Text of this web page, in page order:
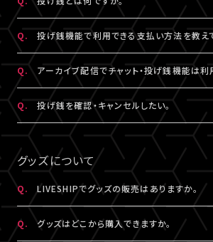
iOS：なし
Android：Chrome
なお、ユーザーがニックネームを変更した場
チャットのニックネームは変更されず、変更
示されます。
※ニックネームの登録・編集は配信視聴ペ
けます。
※コミュニティ機能が設定されている配信で
とチャット機能のニックネーム設定は連動さ
※公演によってはX連携をご利用いただけな
欄上部「×」印）を押下すると、チャット非表示
画面表示にした場合も、チャットは非表示に
A.
配信中にチップを送ることができる機能です
投げ銭機能をご利用の場合は、「マイページ
います「決済情報」にてクレジットカード決
くか、
配信中に配信視聴ページよりクレジットカ
をお願いいたします。
※公演によっては、投げ銭機能をご利用い
ます。
Q. 投げ銭機能で利用できる支払い方法を教え
クレジットカード決済をご利用いただけます。
投げ銭機能をご利用の場合は、「マイページ
います「決済情報」にてクレジットカード決
くか、
配信中に配信視聴ページよりクレジットカ
をお願いいたします。
なお、決済方法については今後追加される可
Q. アーカイブ配信でチャット・投げ銭機能は利
公演により異なります。チケット販売ページ
Q. 投げ銭を確認・キャンセルしたい。
投げ銭をキャンセルすることはできません
場合は、金額に誤りがないか確認のうえ、ご
複数回クリックにより、重複課金となる可能
ご注意ください。
※ご利用になった投げ銭は「マイページ」内
確認いただけます。
グッズについて
Q. LIVESHIPでグッズの販売はありますか。
グッズの販売有無は各配信により異なります。
Q. グッズはどこから購入できますか。